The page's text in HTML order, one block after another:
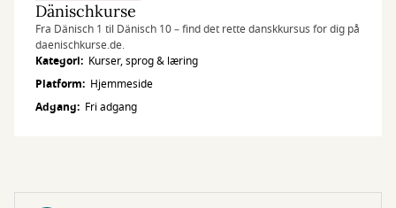
Dänischkurse
Fra Dänisch 1 til Dänisch 10 – find det rette danskkursus for dig på
daenischkurse.de.
Kategori
Kurser, sprog & læring
Platform
Hjemmeside
Adgang
Fri adgang